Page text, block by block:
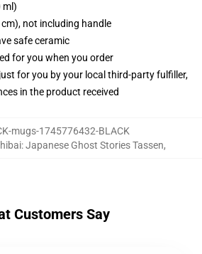
ml)
not including handle
safe ceramic
for you when you order
for you by your local third-party fulfiller,
in the product received
mugs-1745776432-BLACK
Japanese Ghost Stories Tassen,
Customers Say